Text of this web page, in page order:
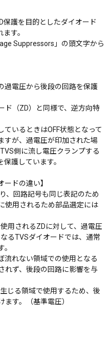
保護を目的としたダイオード
す。
Suppressors」の頭文字から
過電圧から後段の回路を保護
ド（ZD）と同様で、逆方向特
いるときはOFF状態となって
すが、過電圧が印加された場
側に流し電圧クランプする
護しています。
ードの違い】
、回路記号も同じ表記のため
使用されるため部品選定には
用されるZDに対して、過電圧
るTVSダイオードでは、通常
流れない領域での使用となる
れず、後段の回路に影響を与
じる領域で使用するため、後
す。（基準電圧）